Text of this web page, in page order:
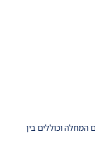
המחלה וכוללים בין